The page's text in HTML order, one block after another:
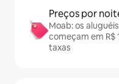
Preços por
Moab: os
começam em R$
taxas